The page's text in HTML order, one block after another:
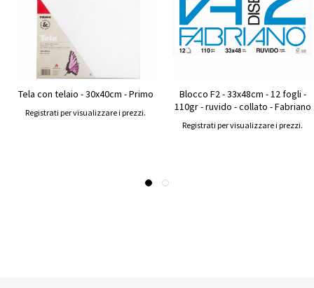
Tela con telaio - 30x40cm - Primo
Registrati per visualizzare i prezzi.
Blocco F2 - 33x48cm - 12 fogli -
110gr - ruvido - collato - Fabriano
Registrati per visualizzare i prezzi.